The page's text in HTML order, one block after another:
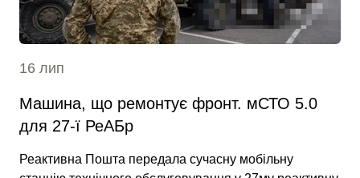
16 лип
Машина, що ремонтує фронт. мСТО 5.0
для 27-ї РеАБр
Реактивна Пошта передала сучасну мобільну